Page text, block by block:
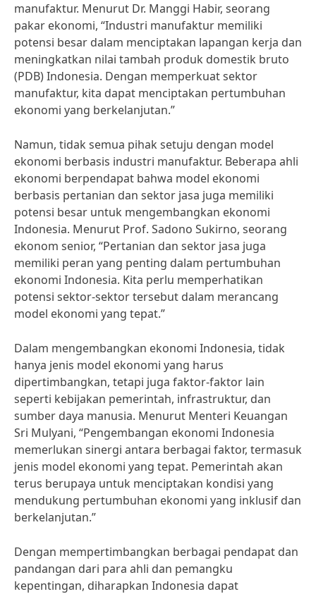
manufaktur. Menurut Dr. Manggi Habir, seorang
pakar ekonomi, “Industri manufaktur memiliki
potensi besar dalam menciptakan lapangan kerja dan
meningkatkan nilai tambah produk domestik bruto
(PDB) Indonesia. Dengan memperkuat sektor
manufaktur, kita dapat menciptakan pertumbuhan
ekonomi yang berkelanjutan.”
Namun, tidak semua pihak setuju dengan model
ekonomi berbasis industri manufaktur. Beberapa ahli
ekonomi berpendapat bahwa model ekonomi
berbasis pertanian dan sektor jasa juga memiliki
potensi besar untuk mengembangkan ekonomi
Indonesia. Menurut Prof. Sadono Sukirno, seorang
ekonom senior, “Pertanian dan sektor jasa juga
memiliki peran yang penting dalam pertumbuhan
ekonomi Indonesia. Kita perlu memperhatikan
potensi sektor-sektor tersebut dalam merancang
model ekonomi yang tepat.”
Dalam mengembangkan ekonomi Indonesia, tidak
hanya jenis model ekonomi yang harus
dipertimbangkan, tetapi juga faktor-faktor lain
seperti kebijakan pemerintah, infrastruktur, dan
sumber daya manusia. Menurut Menteri Keuangan
Sri Mulyani, “Pengembangan ekonomi Indonesia
memerlukan sinergi antara berbagai faktor, termasuk
jenis model ekonomi yang tepat. Pemerintah akan
terus berupaya untuk menciptakan kondisi yang
mendukung pertumbuhan ekonomi yang inklusif dan
berkelanjutan.”
Dengan mempertimbangkan berbagai pendapat dan
pandangan dari para ahli dan pemangku
kepentingan, diharapkan Indonesia dapat